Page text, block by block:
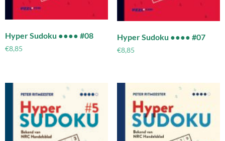
Hyper Sudoku ●●●● #08
€8,85
Hyper Sudoku ●●●● #07
€8,85